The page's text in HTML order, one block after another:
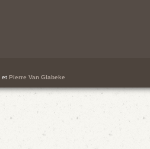
et Pierre Van Glabeke